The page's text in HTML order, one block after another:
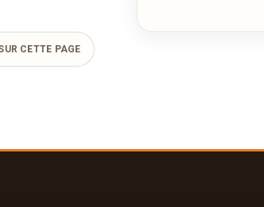
CETTE PAGE